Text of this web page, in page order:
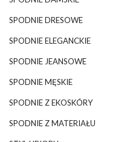
SPODNIE DRESOWE
SPODNIE ELEGANCKIE
SPODNIE JEANSOWE
SPODNIE MĘSKIE
SPODNIE Z EKOSKÓRY
SPODNIE Z MATERIAŁU